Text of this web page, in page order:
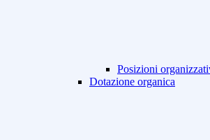
Posizioni
Dotazione organica